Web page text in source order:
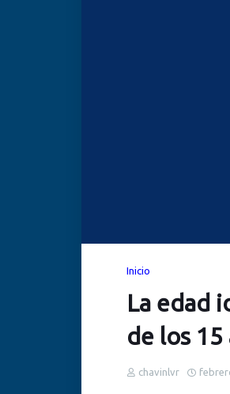
Inicio
La edad
de los 15
chavinlvr